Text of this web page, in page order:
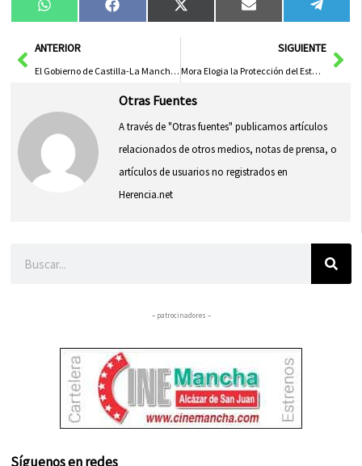
Compartir
en
WhatsAppCompartir
en
FacebookCompartir
en
X
(Twitter)
Compartir
en
Email
en
AntANTERIOR
El Gobierno de Castilla-La Mancha Refuerza Compromiso con Cuidados Paliativos para Atención Integral a Pacientes Avanzados
SIGUIENTE
Mora Elogia la Protección del Estado del Bienestar en el Estatuto de Autonomía de CLM y Destaca el Acuerdo del Congreso para su Tramitación
Otras Fuentes
A través de "Otras fuentes" publicamos artículos
relacionados de otros medios, notas de prensa, o
artículos de usuarios no registrados en
Herencia.net
– patrocinadores –
Síguenos en redes